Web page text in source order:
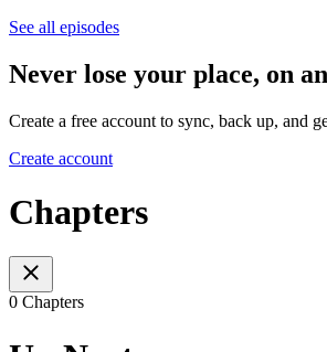
See all episodes
Never lose your place, on
Create a free account to sync, back up, and
Create account
Chapters
0 Chapters